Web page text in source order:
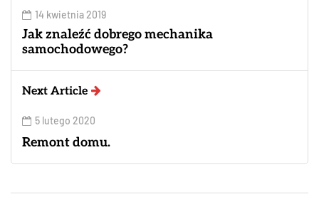
14 kwietnia 2019
Jak znaleźć dobrego mechanika
samochodowego?
Next Article
5 lutego 2020
Remont domu.